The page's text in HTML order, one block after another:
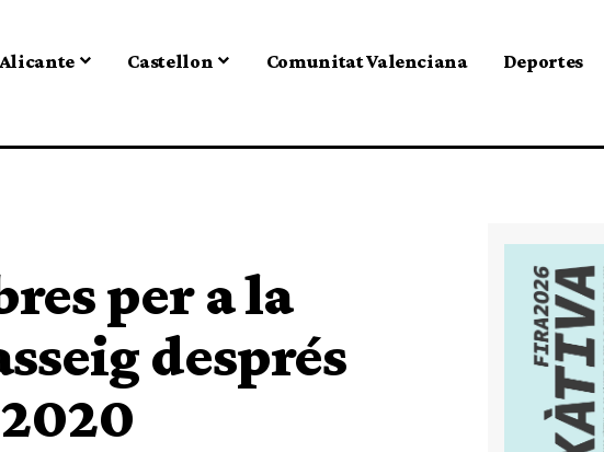
Alicante Castellon Comunitat Valenciana Deportes
per a la
després